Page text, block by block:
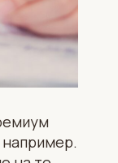
например.